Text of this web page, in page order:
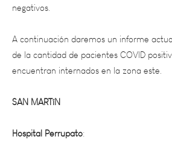
A continuación daremos un informe
de la cantidad de pacientes COVID
encuentran internados en la zona este.
SAN MARTíN
Hospital Perrupato